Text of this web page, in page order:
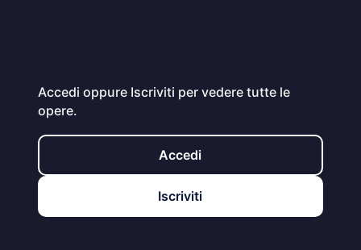
Accedi oppure Iscriviti per vedere tutte le
opere.
Accedi
Iscriviti